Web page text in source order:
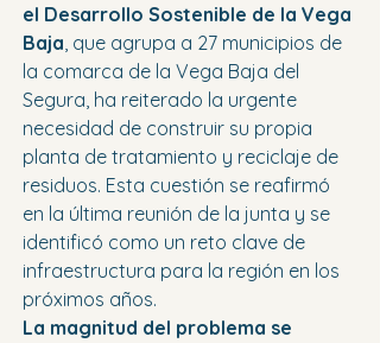
el Desarrollo Sostenible de la Vega
Baja, que agrupa a 27 municipios de
la comarca de la Vega Baja del
Segura, ha reiterado la urgente
necesidad de construir su propia
planta de tratamiento y reciclaje de
residuos. Esta cuestión se reafirmó
en la última reunión de la junta y se
identificó como un reto clave de
infraestructura para la región en los
próximos años.
La magnitud del problema se